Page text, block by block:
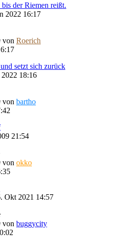
der Riemen reißt.
2022 16:17
von Roerich
setzt sich zurück
2022 18:16
von bartho
21:54
von okko
Okt 2021 14:57
von buggycity